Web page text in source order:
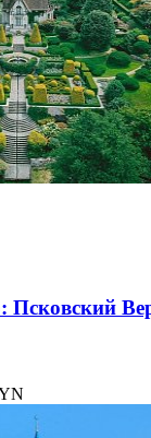
Псковский